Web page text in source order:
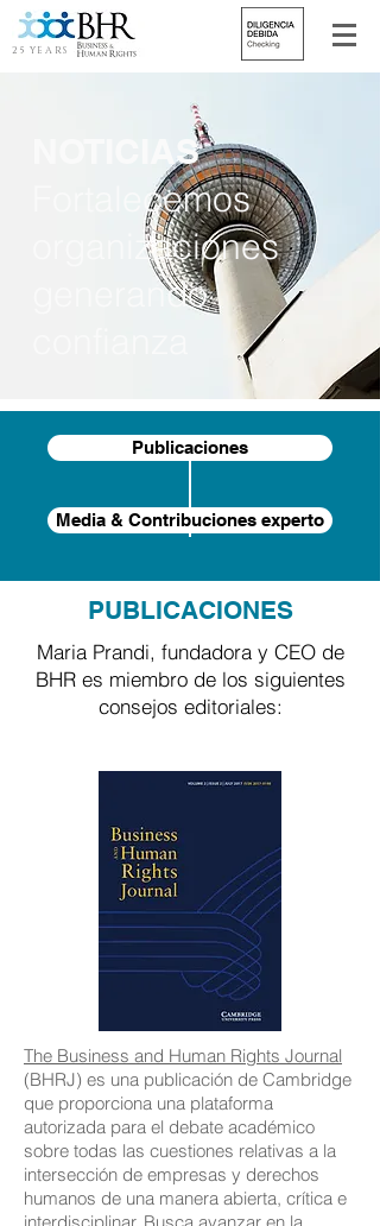
25 YEARS
NOTICIAS
Fortalecemos
organizaciones
generando
Publicaciones
Media & Contribuciones experto
PUBLICACIONES
Maria Prandi, fundadora y CEO de
BHR es miembro de los siguientes
consejos editoriales:
The Business and Human Rights Journal
(BHRJ) es una publicación de Cambridge
que proporciona una plataforma
autorizada para el debate académico
sobre todas las cuestiones relativas a la
intersección de empresas y derechos
humanos de una manera abierta, crítica e